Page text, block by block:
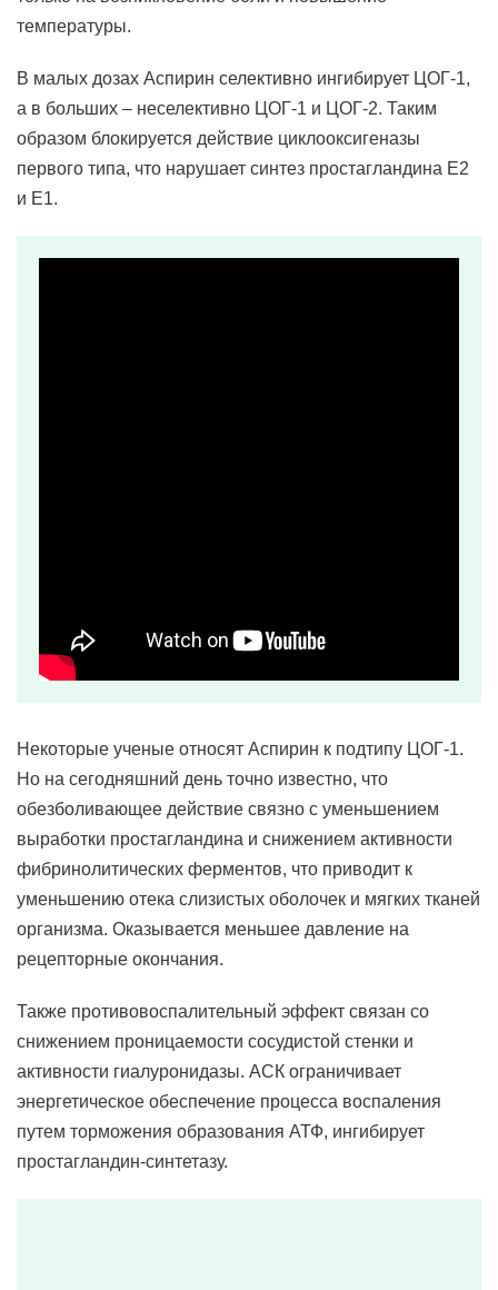
температуры.
В малых дозах Аспирин селективно ингибирует ЦОГ-1,
а в больших – неселективно ЦОГ-1 и ЦОГ-2. Таким
образом блокируется действие циклооксигеназы
первого типа, что нарушает синтез простагландина Е2
и Е1.
Некоторые ученые относят Аспирин к подтипу ЦОГ-1.
Но на сегодняшний день точно известно, что
обезболивающее действие связно с уменьшением
выработки простагландина и снижением активности
фибринолитических ферментов, что приводит к
уменьшению отека слизистых оболочек и мягких тканей
организма. Оказывается меньшее давление на
рецепторные окончания.
Также противовоспалительный эффект связан со
снижением проницаемости сосудистой стенки и
активности гиалуронидазы. АСК ограничивает
энергетическое обеспечение процесса воспаления
путем торможения образования АТФ, ингибирует
простагландин-синтетазу.